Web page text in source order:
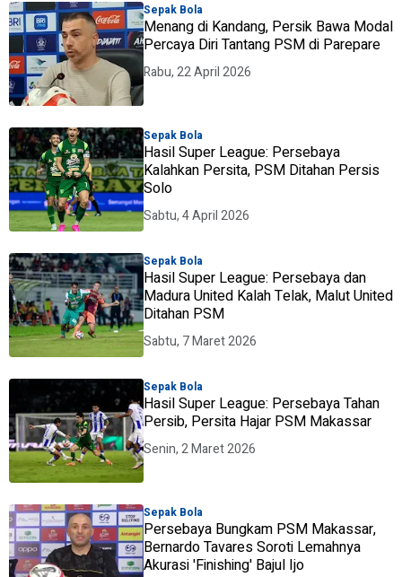
Sepak Bola
Menang di Kandang, Persik Bawa Modal
Percaya Diri Tantang PSM di Parepare
Rabu, 22 April 2026
Sepak Bola
Hasil Super League: Persebaya
Kalahkan Persita, PSM Ditahan Persis
Solo
Sabtu, 4 April 2026
Sepak Bola
Hasil Super League: Persebaya dan
Madura United Kalah Telak, Malut United
Ditahan PSM
Sabtu, 7 Maret 2026
Sepak Bola
Hasil Super League: Persebaya Tahan
Persib, Persita Hajar PSM Makassar
Senin, 2 Maret 2026
Sepak Bola
Persebaya Bungkam PSM Makassar,
Bernardo Tavares Soroti Lemahnya
Akurasi 'Finishing' Bajul Ijo